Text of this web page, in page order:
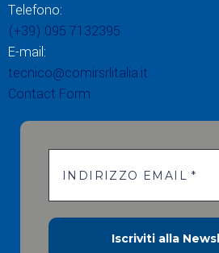
Telefono:
(+39) 095 7132395
E-mail:
tecnico@comirsrlitalia.it
Contact Form